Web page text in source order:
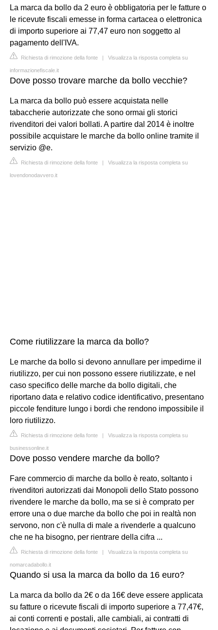
La marca da bollo da 2 euro è obbligatoria per le fatture o
le ricevute fiscali emesse in forma cartacea o elettronica
di importo superiore ai 77,47 euro non soggetto al
pagamento dell'IVA.
Richiesta di rimozione della fonte | Visualizza la risposta completa su
informazionefiscale.it
Dove posso trovare marche da bollo vecchie?
La marca da bollo può essere acquistata nelle
tabaccherie autorizzate che sono ormai gli storici
rivenditori dei valori bollati. A partire dal 2014 è inoltre
possibile acquistare le marche da bollo online tramite il
servizio @e.
Richiesta di rimozione della fonte | Visualizza la risposta completa su
lovendonodavvero.it
Come riutilizzare la marca da bollo?
Le marche da bollo si devono annullare per impedirne il
riutilizzo, per cui non possono essere riutilizzate, e nel
caso specifico delle marche da bollo digitali, che
riportano data e relativo codice identificativo, presentano
piccole fenditure lungo i bordi che rendono impossibile il
loro riutilizzo.
Richiesta di rimozione della fonte | Visualizza la risposta completa su
businessonline.it
Dove posso vendere marche da bollo?
Fare commercio di marche da bollo è reato, soltanto i
rivenditori autorizzati dai Monopoli dello Stato possono
rivendere le marche da bollo, ma se si è comprato per
errore una o due marche da bollo che poi in realtà non
servono, non c'è nulla di male a rivenderle a qualcuno
che ne ha bisogno, per rientrare della cifra ...
Richiesta di rimozione della fonte | Visualizza la risposta completa su
nomarcadabollo.it
Quando si usa la marca da bollo da 16 euro?
La marca da bollo da 2€ o da 16€ deve essere applicata
su fatture o ricevute fiscali di importo superiore a 77,47€,
ai conti correnti e postali, alle cambiali, ai contratti di